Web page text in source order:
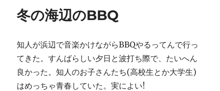
ー
冬の海辺のBBQ
知人が浜辺で音楽かけながらBBQやるってんで行っ
てきた。すんばらしい夕日と波打ち際で、たいへん
良かった。知人のお子さんたち(高校生とか大学生)
はめっちゃ青春していた。実によい!